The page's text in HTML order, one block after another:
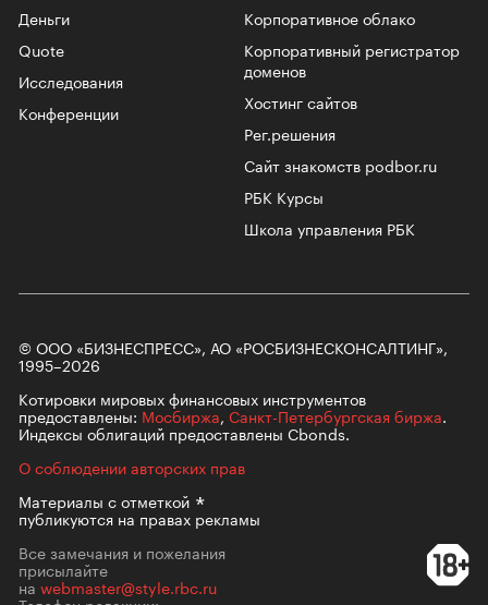
Корпоративное облако
Корпоративный регистратор
доменов
Хостинг сайтов
Рег.решения
Сайт знакомств podbor.ru
РБК Курсы
Школа управления РБК
Деньги
Quote
Исследования
Конференции
© ООО «БИЗНЕСПРЕСС», АО «РОСБИЗНЕСКОНСАЛТИНГ»,
1995–2026
Котировки мировых финансовых инструментов
предоставлены: Мосбиржа, Санкт-Петербургская биржа.
Индексы облигаций предоставлены Cbonds.
О соблюдении авторских прав
Материалы сотметкой
публикуются на правах рекламы
Все замечания и пожелания
присылайте
на webmaster@style.rbc.ru